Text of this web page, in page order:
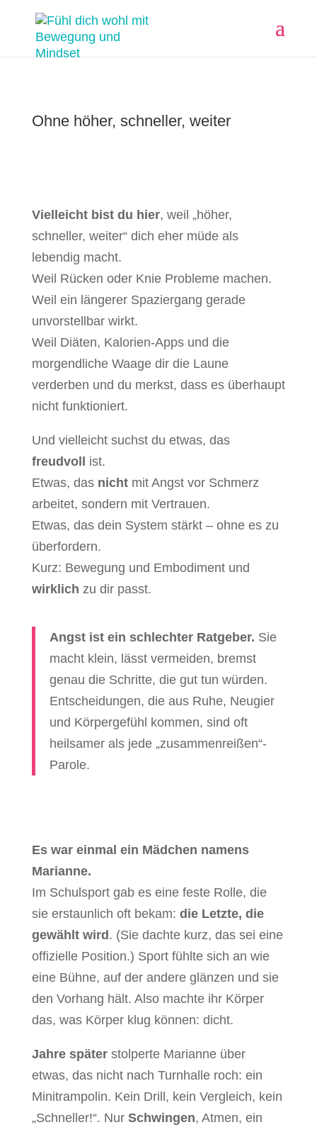
Ohne höher, schneller, weiter
Vielleicht bist du hier, weil „höher,
schneller, weiter“ dich eher müde als
lebendig macht.
Weil Rücken oder Knie Probleme machen.
Weil ein längerer Spaziergang gerade
unvorstellbar wirkt.
Weil Diäten, Kalorien-Apps und die
morgendliche Waage dir die Laune
verderben und du merkst, dass es überhaupt
nicht funktioniert.
Und vielleicht suchst du etwas, das
freudvoll
ist.
Etwas, das nichtmit Angst vor Schmerz
arbeitet, sondern mit Vertrauen.
Etwas, das dein System stärkt – ohne es zu
überfordern.
Kurz: Bewegung und Embodiment und
wirklich zu dir passt.
Angst ist ein schlechter Ratgeber. Sie
macht klein, lässt vermeiden, bremst
genau die Schritte, die gut tun würden.
Entscheidungen, die aus Ruhe, Neugier
und Körpergefühl kommen, sind oft
heilsamer als jede „zusammenreißen“-
Parole.
Es war einmal ein Mädchen namens
Marianne.
Im Schulsport gab es eine feste Rolle, die
sie erstaunlich oft bekam: die Letzte, die
gewählt wird . (Sie dachte kurz, das sei eine
offizielle Position.) Sport fühlte sich an wie
eine Bühne, auf der andere glänzen und sie
den Vorhang hält. Also machte ihr Körper
das, was Körper klug können: dicht.
Jahre späterstolperte Marianne über
etwas, das nicht nach Turnhalle roch: ein
Minitrampolin. Kein Drill, kein Vergleich, kein
„Schneller!“. Nur Schwingen, Atmen, ein